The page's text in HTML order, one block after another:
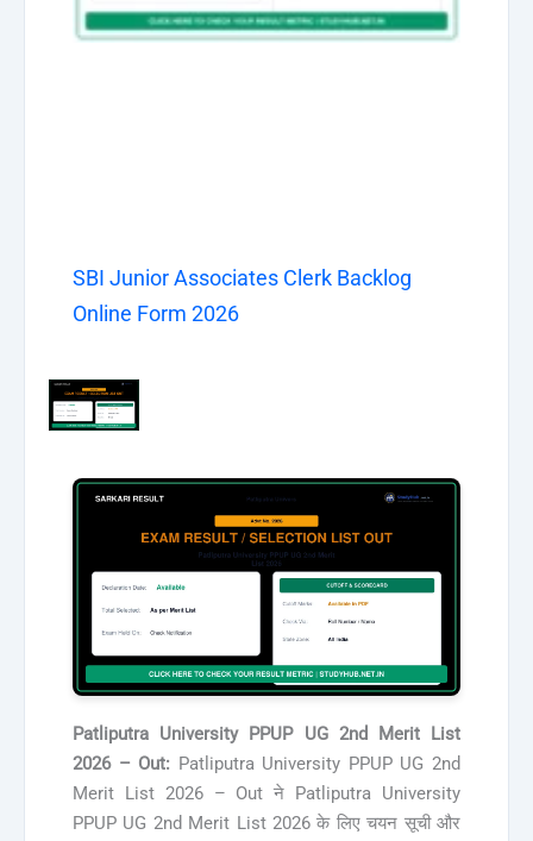
SBI Junior Associates Clerk Backlog
Online Form 2026
Patliputra University PPUP UG 2nd Merit List
2026 – Out: Patliputra University PPUP UG 2nd
Merit List 2026 – Out ने Patliputra University
PPUP UG 2nd Merit List 2026 के लिए चयन सूची और